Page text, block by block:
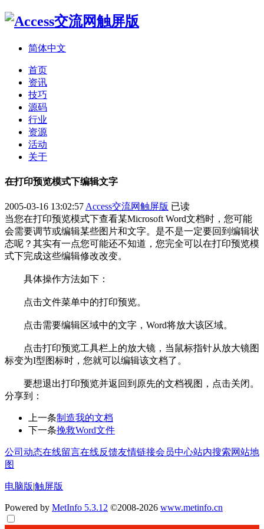
简体中文
首页
资讯
技巧
源码
行业
资源
活动
关于
在打印预览模式下编辑文字
2005-03-16 13:02:57 Access交流网触屏版 已读
当您在打印预览模式下查看某Microsoft Word文档时，您可能
会需要调节或编辑某些图片和文字。是不是一定要回到编辑状
态呢？其实有一点您可能还不知道，您完全可以在打印预览模
式下完成这些编辑修改改变。
具体操作方法如下：
点击文件菜单中的打印预览。
点击需要编辑区域中的文字，Word将放大该区域。
点击打印预览工具栏上的放大镜，当鼠标指针从放大镜图
标变为I型图标时，您就可以编辑该文档了。
要想退出打印预览并返回到原先的文档视图，点击关闭。
分享到：
上一条制造我的文档
下一条挽救Word文件
公司动态在线留言在线反馈友情链接会员中心站内搜索网站地
图
电脑版|触屏版
Powered by MetInfo 5.3.12 ©2008-2026 www.metinfo.cn